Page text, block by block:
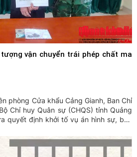
vận chuyển trái phép chất ma
phòng Cửa khẩu Cảng Gianh, Ban Chỉ
Chỉ huy Quân sự (CHQS) tỉnh Quảng
quyết định khởi tố vụ án hình sự, bàn
tục điều tra, xử lý theo ...